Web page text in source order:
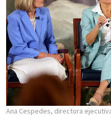
Ana Cespedes, directora